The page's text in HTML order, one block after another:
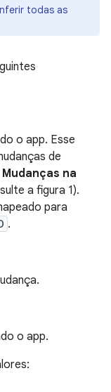
todas as
o app. Esse
de
Mudanças na
a figura 1).
para
.
o app.